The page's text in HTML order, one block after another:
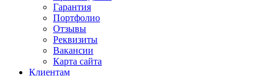
Гарантия
Портфолио
Отзывы
Реквизиты
Вакансии
Карта сайта
Клиентам